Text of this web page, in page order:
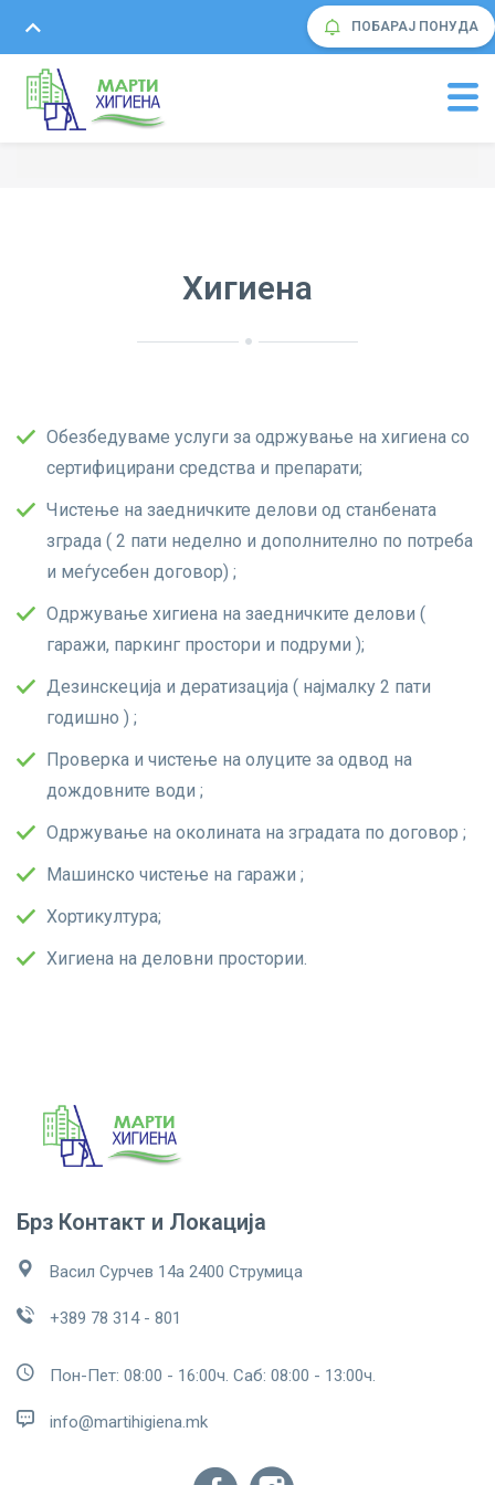
ПОБАРАЈ ПОНУДА
Хигиена
Обезбедуваме услуги за одржување на хигиена со
сертифицирани средства и препарати;
Чистење на заедничките делови од станбената
зграда ( 2 пати неделно и дополнително по потреба
и меѓусебен договор) ;
Одржување хигиена на заедничките делови (
гаражи, паркинг простори и подруми );
Дезинскеција и дератизација ( најмалку 2 пати
годишно ) ;
Проверка и чистење на олуците за одвод на
дождовните води ;
Одржување на околината на зградата по договор ;
Машинско чистење на гаражи ;
Хортикултура;
Хигиена на деловни простории.
Брз Контакт и Локација
Васил Сурчев 14а 2400 Струмица
+389 78 314 - 801
Пон-Пет: 08:00 - 16:00ч. Саб: 08:00 - 13:00ч.
info@martihigiena.mk